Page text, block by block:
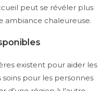
peut se révéler plus
ambiance chaleureuse.
existent pour aider les
pour les personnes